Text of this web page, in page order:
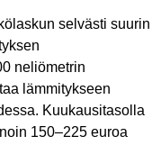
selvästi suurin
neliömetrin
lämmitykseen
Kuukausitasolla
150–225 euroa